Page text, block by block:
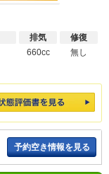
排気
660cc
修復
無し
予約空き情報を見る